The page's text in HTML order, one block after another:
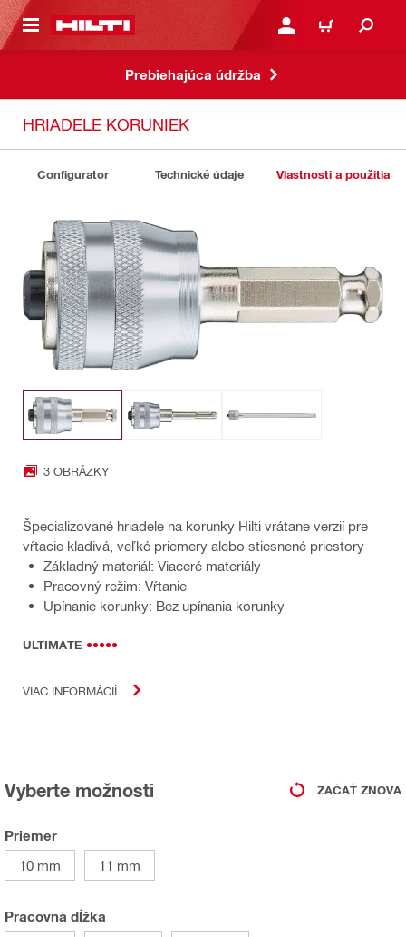
HLAVNÝ OBSAH PRIHLÁSIŤ ALEBO
KOŠÍK
Prebiehajúca údržba
HRIADELE KORUNIEK
Configurator Technické údaje Vlastnosti a použitia
3 OBRÁZKY
Špecializované hriadele na korunky Hilti vrátane verzií pre
vŕtacie kladivá, veľké priemery alebo stiesnené priestory
Základný materiál: Viaceré materiály
Pracovný režim: Vŕtanie
Upínanie korunky: Bez upínania korunky
ULTIMATE
VIAC INFORMÁCIÍ
Vyberte možnosti ZAČAŤ ZNOVA
Priemer
10 mm
11 mm
Pracovná dĺžka